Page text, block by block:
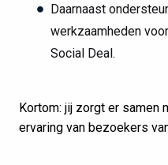
Daarnaast
werkzaamheden
Social Deal.
Kortom: jij zorgt er samen
ervaring van bezoekers